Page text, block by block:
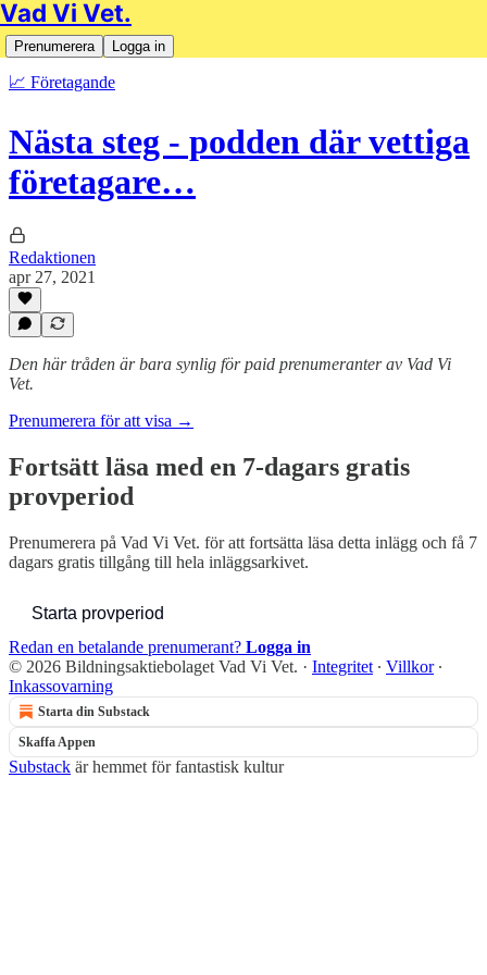
Vad Vi Vet.
Prenumerera Logga in
📈 Företagande
Nästa steg - podden där vettiga
företagare…
Redaktionen
apr 27, 2021
Den här tråden är bara synlig för paid prenumeranter av Vad Vi
Vet.
Prenumerera för att visa →
Fortsätt läsa med en 7-dagars gratis
provperiod
Prenumerera på Vad Vi Vet. för att fortsätta läsa detta inlägg och få 7
dagars gratis tillgång till hela inläggsarkivet.
Starta provperiod
Redan en betalande prenumerant? Logga in
© 2026 Bildningsaktiebolaget Vad Vi Vet. · Integritet ∙ Villkor∙
Inkassovarning
Starta din Substack
Skaffa Appen
Substack är hemmet för fantastisk kultur